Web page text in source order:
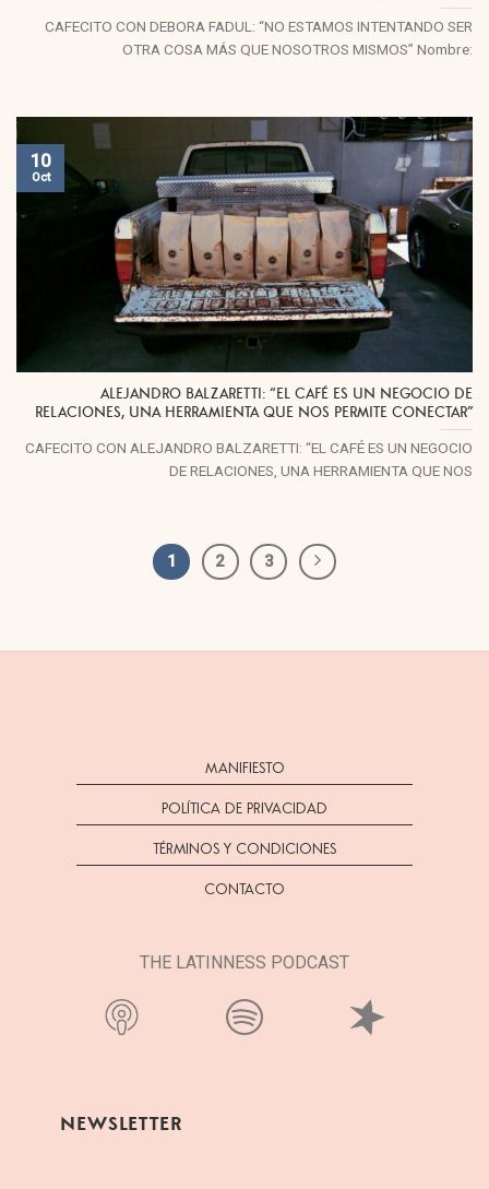
CAFECITO CON DEBORA FADUL: “NO ESTAMOS INTENTANDO SER
OTRA COSA MÁS QUE NOSOTROS MISMOS” Nombre:
ALEJANDRO BALZARETTI: “EL CAFÉ ES UN NEGOCIO DE
RELACIONES, UNA HERRAMIENTA QUE NOS PERMITE CONECTAR”
CAFECITO CON ALEJANDRO BALZARETTI: “EL CAFÉ ES UN NEGOCIO
DE RELACIONES, UNA HERRAMIENTA QUE NOS
10
Oct
1 2 3
MANIFIESTO
POLÍTICA DE PRIVACIDAD
TÉRMINOS Y CONDICIONES
CONTACTO
THE LATINNESS PODCAST
NEWSLETTER